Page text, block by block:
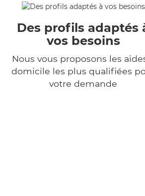
Des profils adaptés
vos besoins
Nous vous proposons les
domicile les plus qualifiées
votre demande